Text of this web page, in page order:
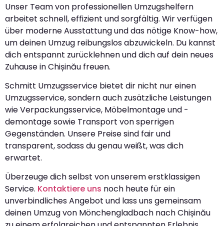
Unser Team von professionellen Umzugshelfern
arbeitet schnell, effizient und sorgfältig. Wir verfügen
über moderne Ausstattung und das nötige Know-how,
um deinen Umzug reibungslos abzuwickeln. Du kannst
dich entspannt zurücklehnen und dich auf dein neues
Zuhause in Chișinău freuen.
Schmitt Umzugsservice bietet dir nicht nur einen
Umzugsservice, sondern auch zusätzliche Leistungen
wie Verpackungsservice, Möbelmontage und -
demontage sowie Transport von sperrigen
Gegenständen. Unsere Preise sind fair und
transparent, sodass du genau weißt, was dich
erwartet.
Überzeuge dich selbst von unserem erstklassigen
Service. Kontaktiere uns noch heute für ein
unverbindliches Angebot und lass uns gemeinsam
deinen Umzug von Mönchengladbach nach Chișinău